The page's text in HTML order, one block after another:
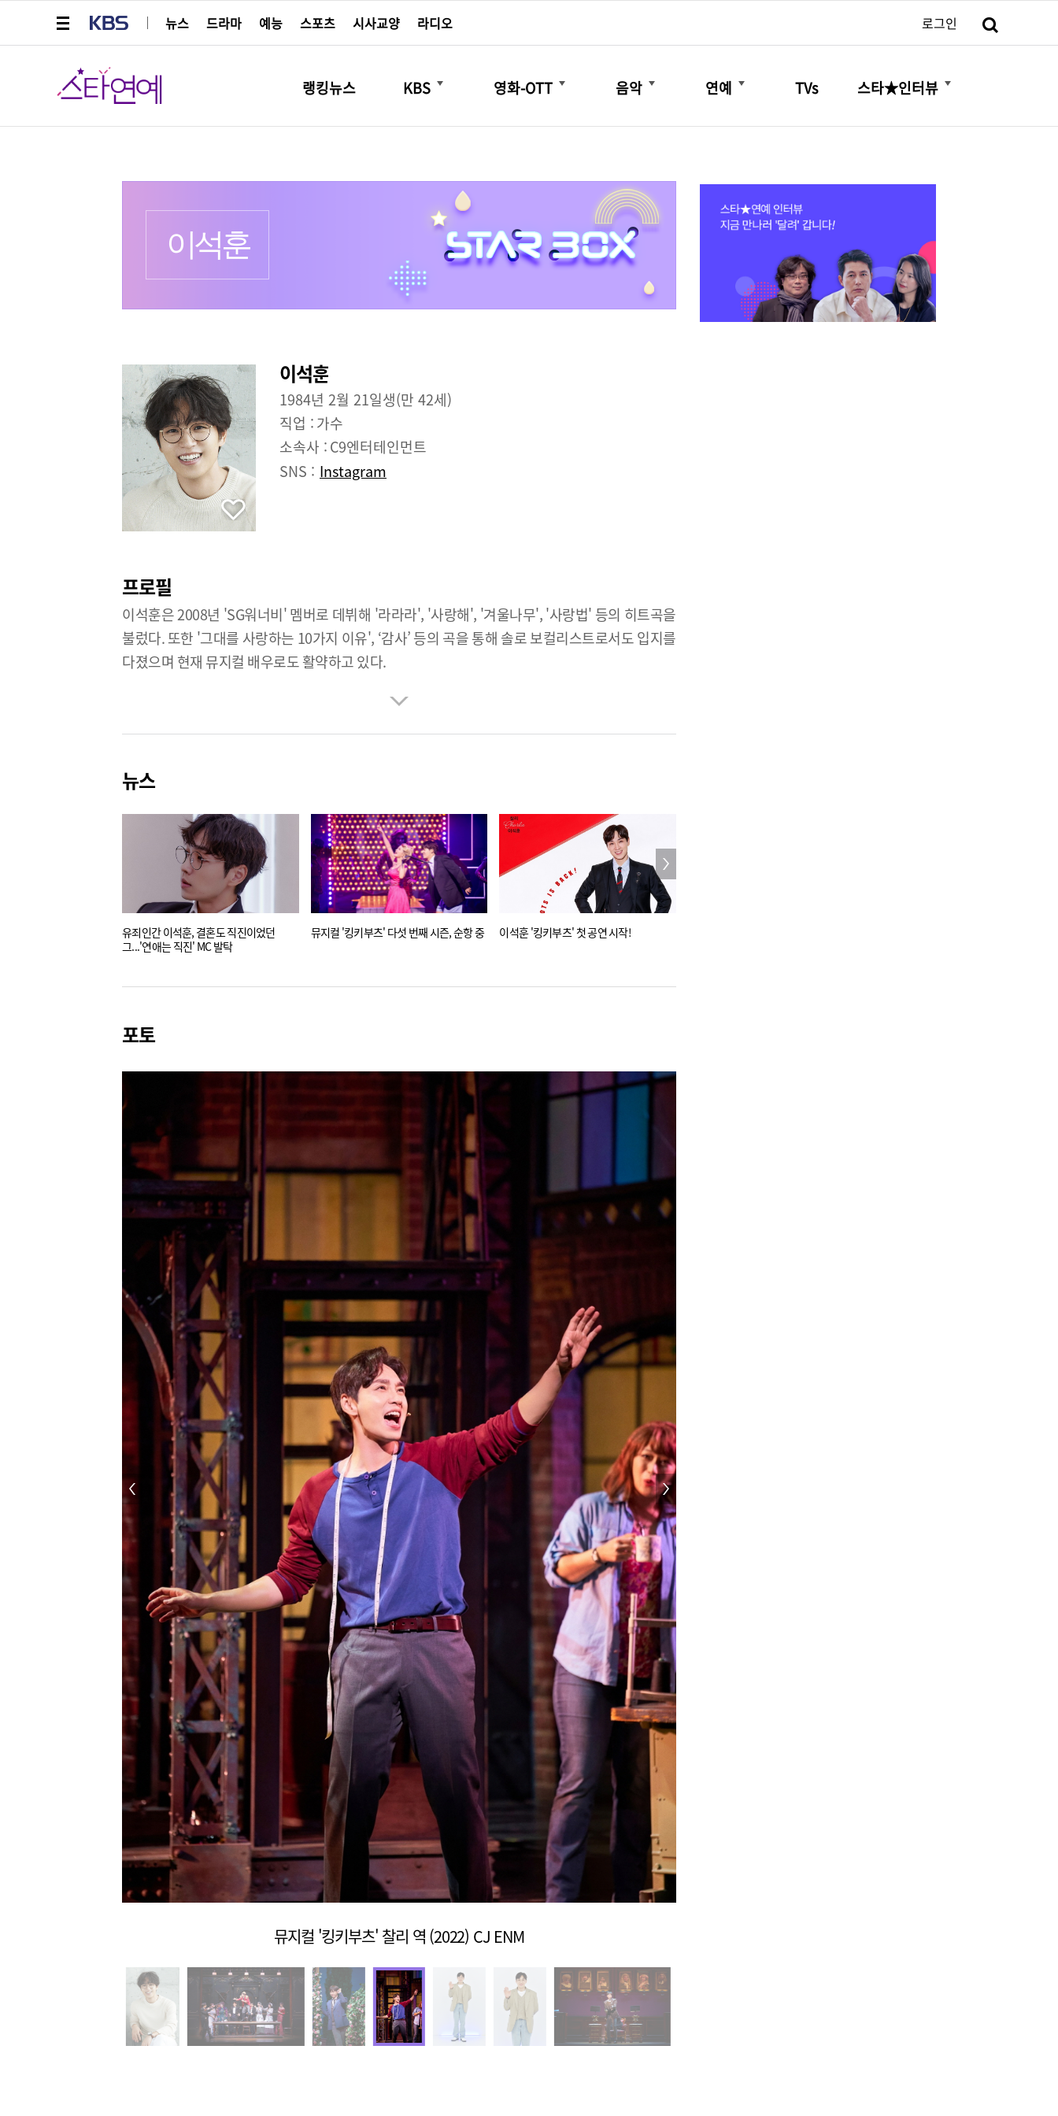
뉴스
드라마 예능 스포츠 시사교양 라디오 로그인
스타연예
랭킹뉴스 KBS
더보기
영화-OTT
더보기
음악
더보기
연예
더보기
TVs 스타★인터뷰
더보기
이석훈
프로필
이석훈
출생 :
1984년 2월 21일생(만 42세)
직업 :가수
소속사 :C9엔터테인먼트
SNS : Instagram
프로필
이석훈은 2008년 'SG워너비' 멤버로 데뷔해 '라라라', '사랑해', '겨울나무', '사랑법' 등의 히트곡을
불렀다. 또한 '그대를 사랑하는 10가지 이유', ‘감사’ 등의 곡을 통해 솔로 보컬리스트로서도 입지를
다졌으며 현재 뮤지컬 배우로도 활약하고 있다.
더보기
뉴스
유죄인간 이석훈, 결혼도 직진이었던
그...'연애는 직진' MC 발탁
뮤지컬 '킹키부츠' 다섯 번째 시즌, 순항 중 이석훈 '킹키부츠' 첫 공연 시작!
포토
뮤지컬 '킹키부츠' 찰리 역 (2022) CJ ENM